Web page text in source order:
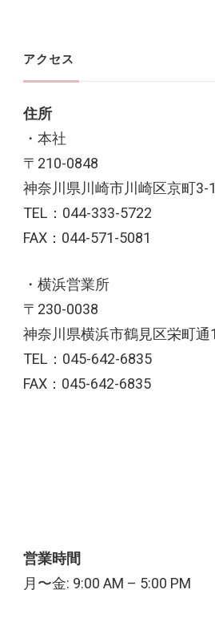
アクセス
住所
・本社
〒210-0848
神奈川県川崎市川崎区京町3-
TEL：044-333-5722
FAX：044-571-5081
・横浜営業所
〒230-0038
神奈川県横浜市鶴見区栄町通
TEL：045-642-6835
FAX：045-642-6835
営業時間
月〜金: 9:00 AM – 5:00 PM